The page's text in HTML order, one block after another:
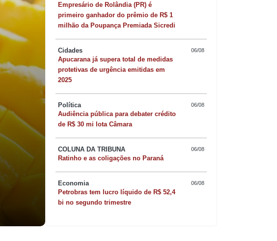
Quer sofisticar o
risoto de camarão
Empresário de Rolândia (PR) é
primeiro ganhador do prêmio de R$ 1
milhão da Poupança Premiada Sicredi
Cidades 06/08
Apucarana já supera total de medidas
protetivas de urgência emitidas em
2025
Política 06/08
Audiência pública para debater crédito
de R$ 30 mi lota Câmara
COLUNA DA TRIBUNA 06/08
Ratinho e as coligações no Paraná
Economia 06/08
Petrobras tem lucro líquido de R$ 52,4
bi no segundo trimestre